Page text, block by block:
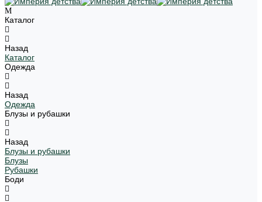
Каталог
Назад
Каталог
Одежда
Назад
Одежда
Блузы и рубашки
Назад
Блузы и рубашки
Блузы
Рубашки
Боди